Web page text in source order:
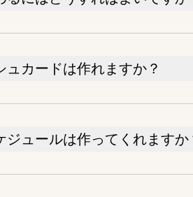
ュカードは作れますか？
ジュールは作ってくれますか